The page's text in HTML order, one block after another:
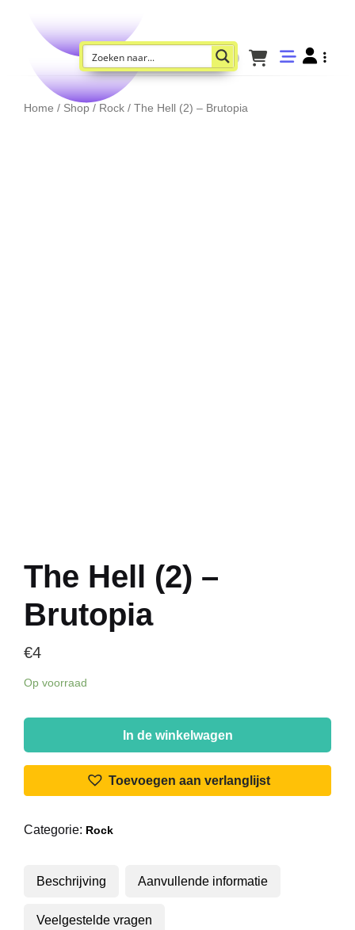
Home / Shop / Rock / The Hell (2) – Brutopia
The Hell (2) –
Brutopia
€4
Op voorraad
The
(2)
Brutopia
In de winkelwagen
Toevoegen aan verlanglijst
Categorie: Rock
Beschrijving Aanvullende informatie
Veelgestelde vragen